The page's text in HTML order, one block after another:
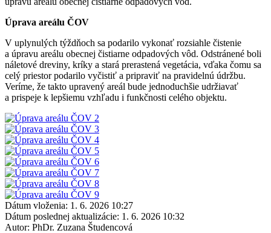
Úprava areálu ČOV
V uplynulých týždňoch sa podarilo vykonať rozsiahle čistenie
a úpravu areálu obecnej čistiarne odpadových vôd. Odstránené boli
náletové dreviny, kríky a stará prerastená vegetácia, vďaka čomu sa
celý priestor podarilo vyčistiť a pripraviť na pravidelnú údržbu.
Veríme, že takto upravený areál bude jednoduchšie udržiavať
a prispeje k lepšiemu vzhľadu i funkčnosti celého objektu.
Dátum vloženia: 1. 6. 2026 10:27
Dátum poslednej aktualizácie: 1. 6. 2026 10:32
Autor: PhDr. Zuzana Študencová